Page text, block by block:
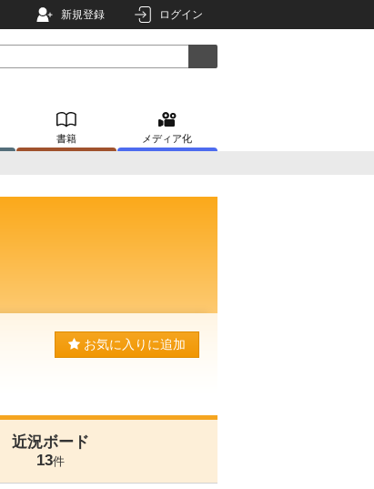
新規登録 ログイン
書籍 メディア化
お気に入りに追加
近況ボード
13件